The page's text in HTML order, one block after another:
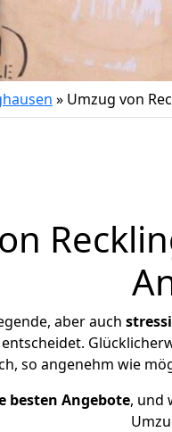
» Umzug von
aber auch
so angenehm wie
besten Angebote, und